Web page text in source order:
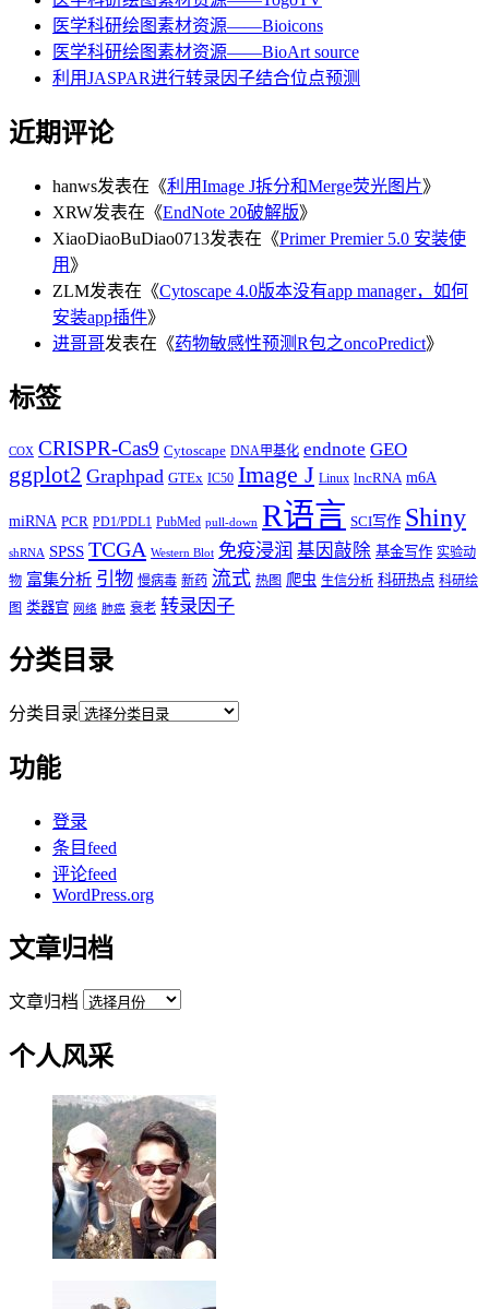
医学科研绘图素材资源——Bioicons
医学科研绘图素材资源——BioArt source
利用JASPAR进行转录因子结合位点预测
近期评论
hanws发表在《利用Image J拆分和Merge荧光图片》
XRW发表在《EndNote 20破解版》
XiaoDiaoBuDiao0713发表在《Primer Premier 5.0 安装使
用 》
ZLM发表在《Cytoscape 4.0版本没有app manager，如何
安装app插件》
进哥哥发表在《药物敏感性预测R包之oncoPredict》
标签
COX CRISPR-Cas9 Cytoscape DNA甲基化 endnote GEO
ggplot2 Graphpad GTEx IC50 Image J Linux lncRNA m6A
miRNA PCR PD1/PDL1 PubMed pull-down R语言 SCI写作 Shiny
shRNA SPSS TCGA Western Blot 免疫浸润 基因敲除 基金写作 实验动
物 富集分析 引物 慢病毒 新药 流式 热图 爬虫 生信分析 科研热点 科研绘
图 类器官 网络 肺癌 衰老 转录因子
分类目录
分类目录
功能
登录
条目feed
评论feed
WordPress.org
文章归档
文章归档
个人风采